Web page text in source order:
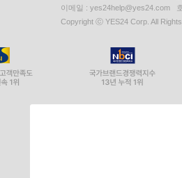
이메일 : yes24help@yes24.com
Copyright ⓒ YES24 Corp. All